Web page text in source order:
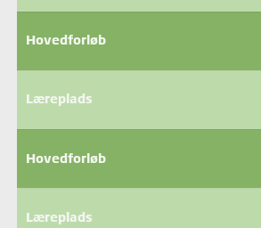
Hovedforløb
Læreplads
Hovedforløb
Læreplads